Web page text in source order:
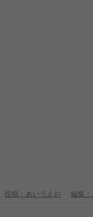
投稿：あいうえお 編集：